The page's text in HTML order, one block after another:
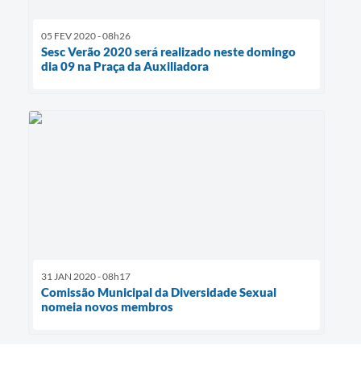
05 FEV 2020 - 08h26
Sesc Verão 2020 será realizado neste domingo
dia 09 na Praça da Auxiliadora
31 JAN 2020 - 08h17
Comissão Municipal da Diversidade Sexual
nomeia novos membros